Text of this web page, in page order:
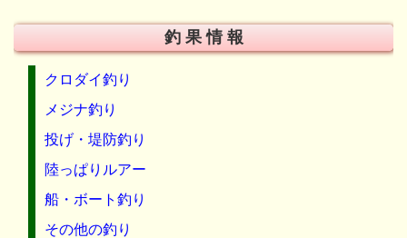
釣 果 情 報
クロダイ釣り
メジナ釣り
投げ・堤防釣り
陸っぱりルアー
船・ボート釣り
その他の釣り